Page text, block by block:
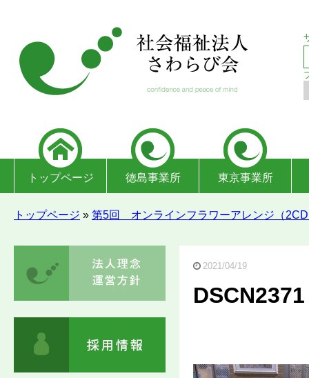
トップページ 徳島事業所 東京事業所
トップページ » 第5回 オンラインフラワーアレンジ（
2021/04/19
DSCN2371